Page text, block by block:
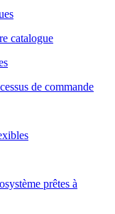
catalogue
de commande
prêtes à